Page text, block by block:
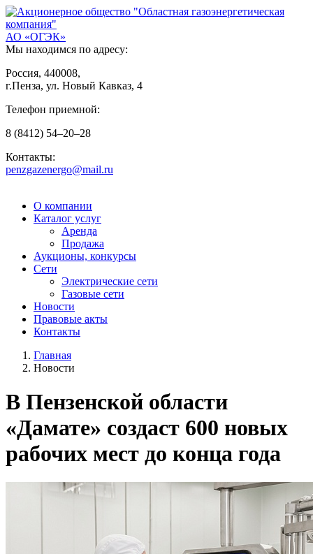
АО «ОГЭК»
Мы находимся по адресу:
Россия, 440008,
г.Пенза, ул. Новый Кавказ, 4
Телефон приемной:
8 (8412) 54–20–28
Контакты:
penzgazenergo@mail.ru
О компании
Каталог услуг
Аренда
Продажа
Аукционы, конкурсы
Сети
Электрические сети
Газовые сети
Новости
Правовые акты
Контакты
Главная
Новости
В Пензенской области
«Дамате» создаст 600 новых
рабочих мест до конца года